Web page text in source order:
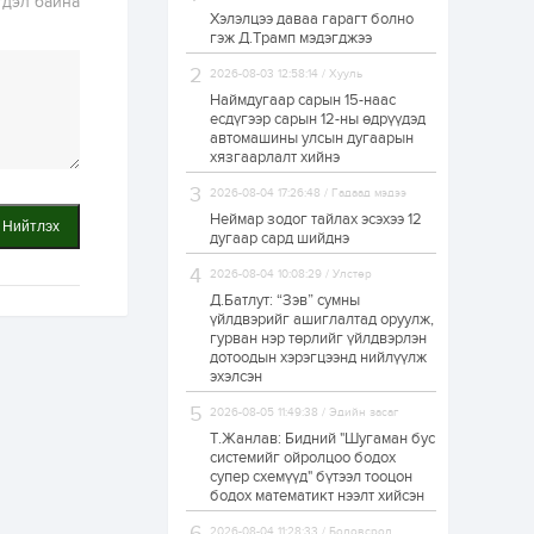
Нийтлэх
Өнгөрсөн сард
1,439.2 кг үнэт
металл худалдан
авчээ
1 өдөр 0
Б.Найдалаа: Энэ
өвөл илүү хүнд байж
магадгүй учир төр,
эрчим хүчний
байгууллагууд, иргэд
бэлтгэлээ...
1 өдөр
Өнөөдөр сондгой
тоогоор төгссөн
автомашинтай иргэд
бензин авна
ЗГ: Шатахууны
хангамж,
нийлүүлэлтийг
тогтворжуулах
асуудлыг хэлэлцэж
байна
1 өдөр 0
Хэлэлцээ даваа гарагт болно
гэж Д.Трамп мэдэгджээ
2026-08-03 12:58:14 / Хууль
Наймдугаар сарын 15-наас
есдүгээр сарын 12-ны өдрүүдэд
автомашины улсын дугаарын
хязгаарлалт хийнэ
2026-08-04 17:26:48 / Гадаад мэдээ
Неймар зодог тайлах эсэхээ 12
дугаар сард шийднэ
2026-08-04 10:08:29 / Улстөр
Д.Батлут: “Зэв” сумны
үйлдвэрийг ашиглалтад оруулж,
гурван нэр төрлийг үйлдвэрлэн
дотоодын хэрэгцээнд нийлүүлж
эхэлсэн
2026-08-05 11:49:38 / Эдийн засаг
Т.Жанлав: Бидний "Шугаман бус
системийг ойролцоо бодох
супер схемүүд" бүтээл тооцон
бодох математикт нээлт хийсэн